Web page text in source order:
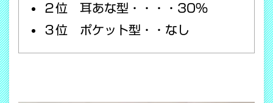
２位 耳あな型・・・・30％
３位 ポケット型・・なし